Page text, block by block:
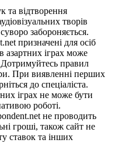
та відтворення
творів
забороняється.
призначені для осіб
азартних іграх може
Дотримуйтесь правил
При виявленні перших
до спеціаліста.
іграх не може бути
роботі.
не проводить
гроші, також сайт не
ставок та інших